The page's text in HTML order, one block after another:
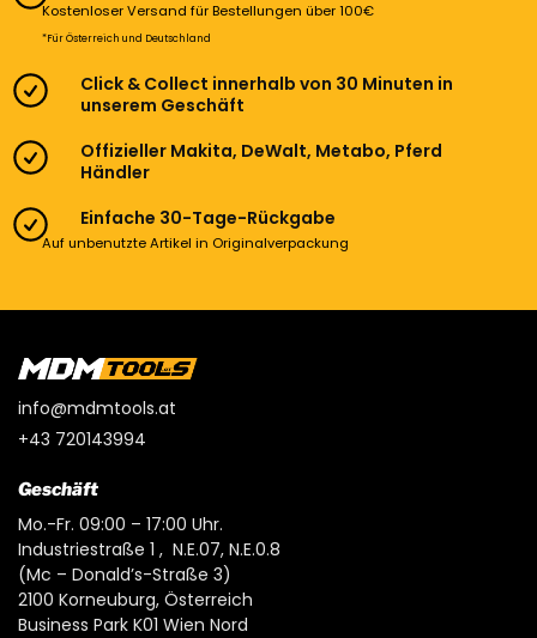
Kostenloser Versand für Bestellungen über 100€
*Für Österreich und Deutschland
Click & Collect innerhalb von 30 Minuten in
unserem Geschäft
Offizieller Makita, DeWalt, Metabo, Pferd
Händler
Einfache 30-Tage-Rückgabe
Auf unbenutzte Artikel in Originalverpackung
info@mdmtools.at
+43 720143994
Geschäft
Mo.-Fr. 09:00 – 17:00 Uhr.
Industriestraße 1 , N.E.07, N.E.0.8
(Mc – Donald’s-Straße 3)
2100 Korneuburg, Österreich
Business Park K01 Wien Nord